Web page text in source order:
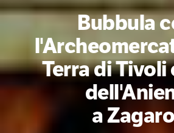
Bubbula
Terra di Tivoli
a